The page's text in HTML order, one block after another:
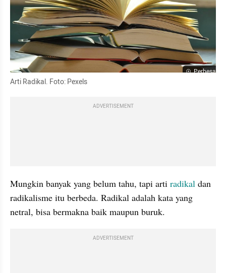
Perbesar
Arti Radikal. Foto: Pexels
ADVERTISEMENT
Mungkin banyak yang belum tahu, tapi arti radikal dan
radikalisme itu berbeda. Radikal adalah kata yang
netral, bisa bermakna baik maupun buruk.
ADVERTISEMENT